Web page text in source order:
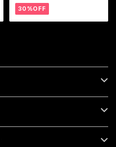
30%OFF